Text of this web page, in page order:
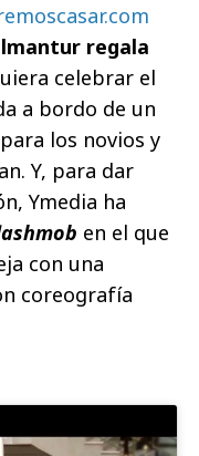
regala
celebrar el
a bordo de un
los novios y
Y, para dar
Ymedia ha
en el que
con una
coreografía